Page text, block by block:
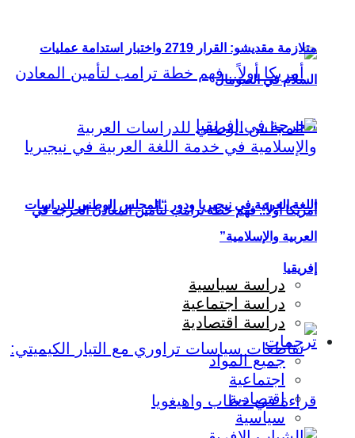
أمريكا أولاً.. فهم خطة ترامب لتأمين المعادن الحرجة في
إفريقيا
متلازمة مقديشو: القرار 2719 واختبار استدامة عمليات
السلام في الصومال
اللغة العربية في نيجيريا ودور “المجلس الوطني للدراسات
العربية والإسلامية”
دراسة سياسية
دراسة اجتماعية
دراسة اقتصادية
ترجمات
جميع المواد
اجتماعية
اقتصادية
سياسية